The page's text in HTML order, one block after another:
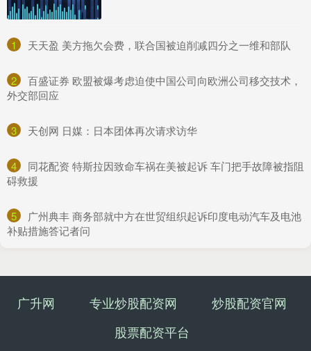
1 ​天天盈 美方拖欠会费，联合国被迫削减四分之一维和部队
2
​百盛证券 欧盟被爆考虑迫使中国公司向欧洲公司移交技术，
外交部回应
3 ​天创网 日媒：日本团体再次请求访华
4
​同花配资 特斯拉因致命车祸在美被起诉 车门把手故障被指阻
碍救援
5
​广州典丰 商务部就中方在世贸组织起诉印度电动汽车及电池
补贴措施答记者问
广升网 专业炒股配资网
炒股配资官网
股票配资平台